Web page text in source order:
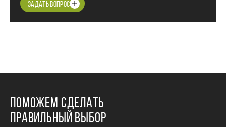
ЗАДАТЬ ВОПРОС
ПОМОЖЕМ СДЕЛАТЬ
ПРАВИЛЬНЫЙ ВЫБОР